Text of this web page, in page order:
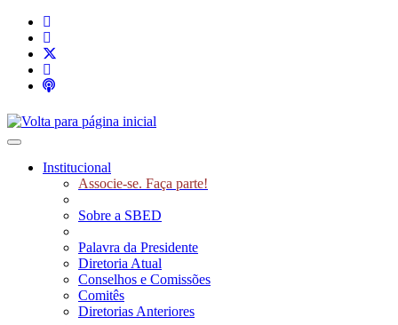
Toggle navigation
Institucional
Associe-se. Faça parte!
Sobre a SBED
Palavra da Presidente
Diretoria Atual
Conselhos e Comissões
Comitês
Diretorias Anteriores